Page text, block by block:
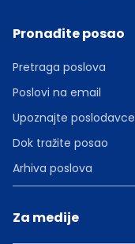
Pronađite posao
Pretraga poslova
Poslovi na email
Upoznajte poslodavce
Dok tražite posao
Arhiva poslova
Za medije